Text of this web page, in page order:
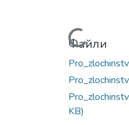
Вантажиться...
Файли
KB)